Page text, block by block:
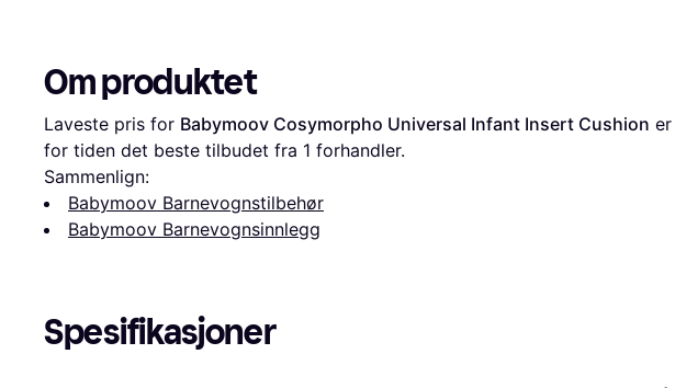
Om produktet
Laveste pris for Babymoov Cosymorpho Universal Infant Insert Cushion er
for tiden det beste tilbudet fra 1 forhandler.
Sammenlign:
Babymoov Barnevognstilbehør
Babymoov Barnevognsinnlegg
Spesifikasjoner